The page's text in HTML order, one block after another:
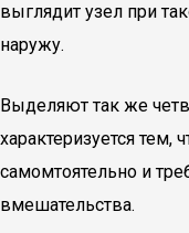
выглядит узел при
наружу.
Выделяют так же
характеризуется тем,
самомтоятельно и
вмешательства.